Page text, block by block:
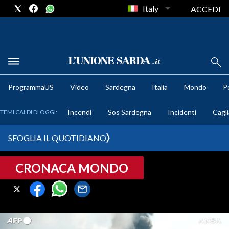
METEO
CRONACA SARDEGNA
CAGLIARI
SULCIS IGLESIENTE
Italy ACCEDI
ProgrammaUS Video Sardegna Italia Mondo
TEMI CALDI DI OGGI: Incendi Sos Sardegna Incidenti
SFOGLIA IL QUOTIDIANO
CRONACA MONDO